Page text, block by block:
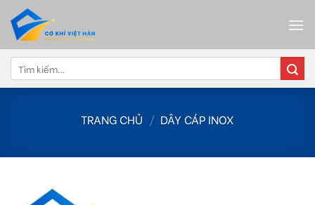
content
Tìm
kiếm:
TRANG CHỦ / DÂY CÁP INOX